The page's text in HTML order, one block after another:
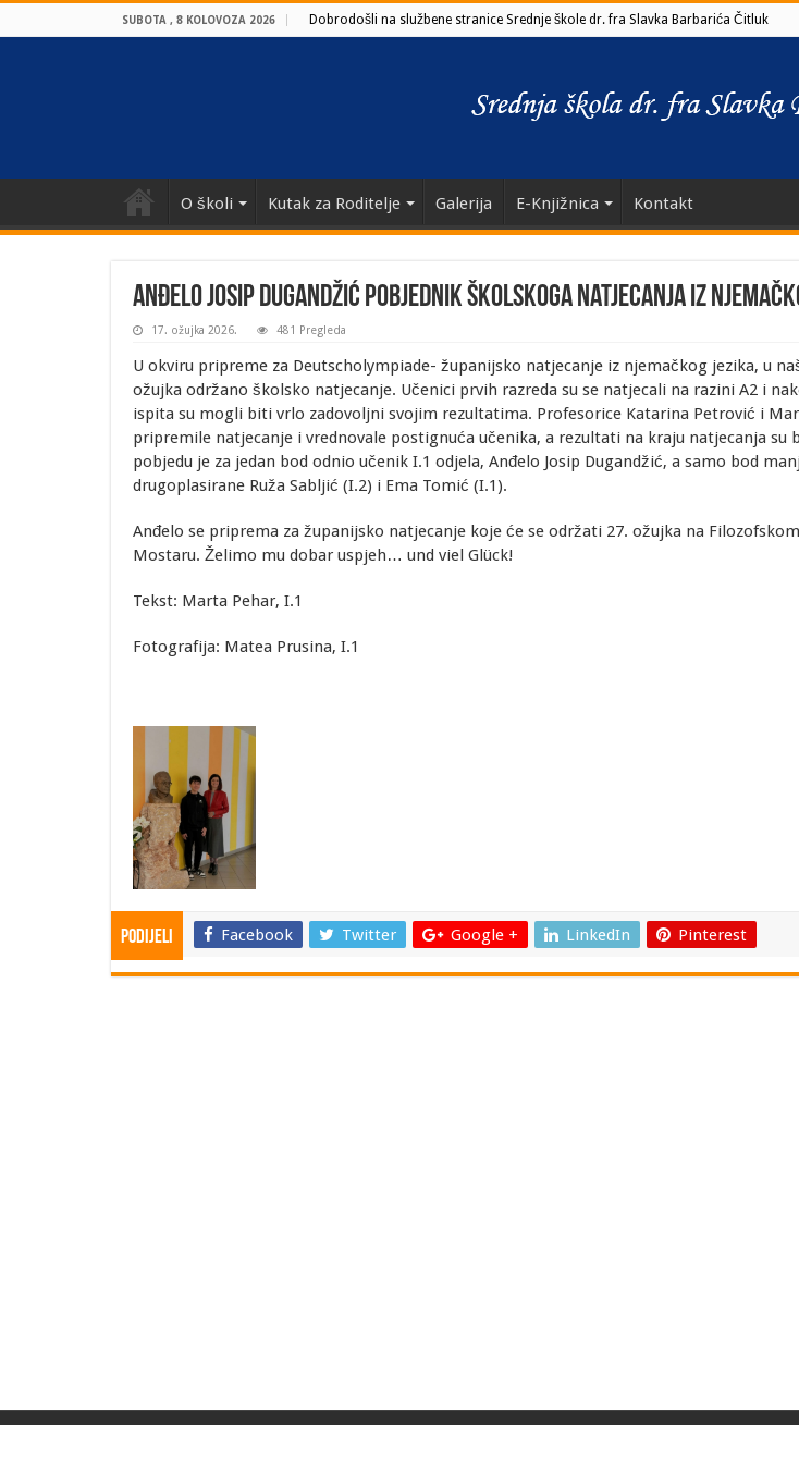
SUBOTA , 8 KOLOVOZA 2026 Dobrodošli na službene stranice Srednje škole dr. fra Slavka Barbarića Čitluk
O školi Kutak za Roditelje Galerija E-Knjižnica Kontakt
Anđelo Josip Dugandžić pobjednik školskoga natjecanja iz
17. ožujka 2026. 481 Pregleda
U okviru pripreme za Deutscholympiade- županijsko natjecanje iz njemačkog jezika, u
ožujka održano školsko natjecanje. Učenici prvih razreda su se natjecali na razini A2 i
ispita su mogli biti vrlo zadovoljni svojim rezultatima. Profesorice Katarina Petrović i
pripremile natjecanje i vrednovale postignuća učenika, a rezultati na kraju natjecanja su
pobjedu je za jedan bod odnio učenik I.1 odjela, Anđelo Josip Dugandžić, a samo bod
drugoplasirane Ruža Sabljić (I.2) i Ema Tomić (I.1).
Anđelo se priprema za županijsko natjecanje koje će se održati 27. ožujka na
Mostaru. Želimo mu dobar uspjeh… und viel Glück!
Tekst: Marta Pehar, I.1
Fotografija: Matea Prusina, I.1
Podijeli Facebook Twitter Google + LinkedIn Pinterest